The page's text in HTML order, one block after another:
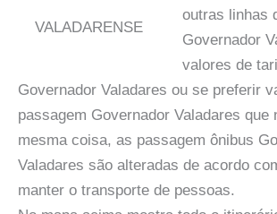
VALADARENSE
outras linhas
Governador
valores de
Governador Valadares ou se preferir
passagem Governador Valadares que
mesma coisa, as passagem ônibus
Valadares são alteradas de acordo
manter o transporte de pessoas.